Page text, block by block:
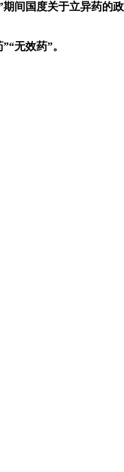
国度关于立异药的
无效药”。